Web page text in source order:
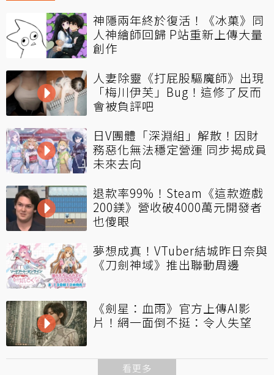
神隱兩年終於復活！《冰菓》同
人神繪師回歸 P站重新上傳大量
創作
人妻除靈《打屁股驅魔師》出現
「梅川伊芙」Bug！這修了反而
會被負評吧
日V團體「深淵組」解散！因財
務惡化無法穩定營運 同步揭成員
未來去向
退款率99%！Steam《這款遊戲
200鎂》營收破4000萬元開發者
也傻眼
夢想成真！VTuber結城昨日奈與
《刀劍神域》推出聯動周邊
《劍星：血雨》官方上傳AI影
片！網一面倒不挺：令人失望
看更多